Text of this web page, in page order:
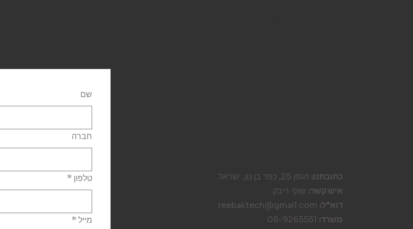
שם
חברה
טלפון *
מייל*
כתובתנו: הגפן 25, כפר בן נון, ישראל
איש קשר: שוקי ריבק
דוא"ל: reebaktech@gmail.com
משרד: 08-9265551